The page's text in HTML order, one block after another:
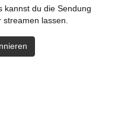
kannst du die Sendung
streamen lassen.